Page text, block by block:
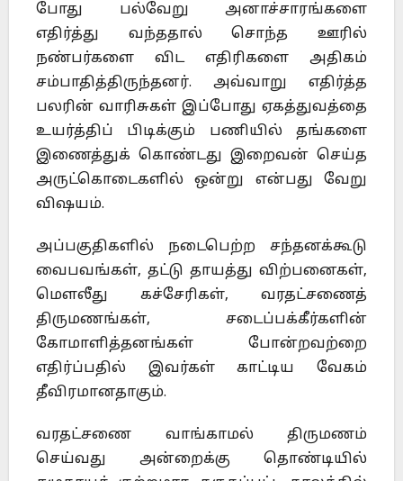
போது பல்வேறு அனாச்சாரங்களை
எதிர்த்து வந்ததால் சொந்த ஊரில்
நண்பர்களை விட எதிரிகளை அதிகம்
சம்பாதித்திருந்தனர். அவ்வாறு எதிர்த்த
பலரின் வாரிசுகள் இப்போது ஏகத்துவத்தை
உயர்த்திப் பிடிக்கும் பணியில் தங்களை
இணைத்துக் கொண்டது இறைவன் செய்த
அருட்கொடைகளில் ஒன்று என்பது வேறு
விஷயம்.
அப்பகுதிகளில் நடைபெற்ற சந்தனக்கூடு
வைபவங்கள், தட்டு தாயத்து விற்பனைகள்,
மெளலீது கச்சேரிகள், வரதட்சணைத்
திருமணங்கள், சடைப்பக்கீர்களின்
கோமாளித்தனங்கள் போன்றவற்றை
எதிர்ப்பதில் இவர்கள் காட்டிய வேகம்
தீவிரமானதாகும்.
வரதட்சணை வாங்காமல் திருமணம்
செய்வது அன்றைக்கு தொண்டியில்